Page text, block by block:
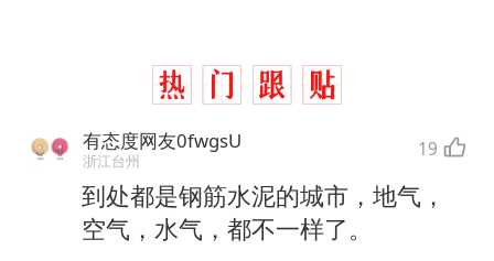
有态度网友0fwgsU
浙江台州 19
到处都是钢筋水泥的城市，地气，
空气，水气，都不一样了。